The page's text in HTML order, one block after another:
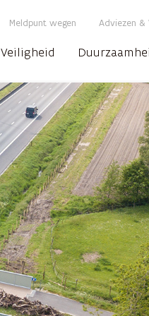
Meldpunt wegen Adviezen &
Veiligheid